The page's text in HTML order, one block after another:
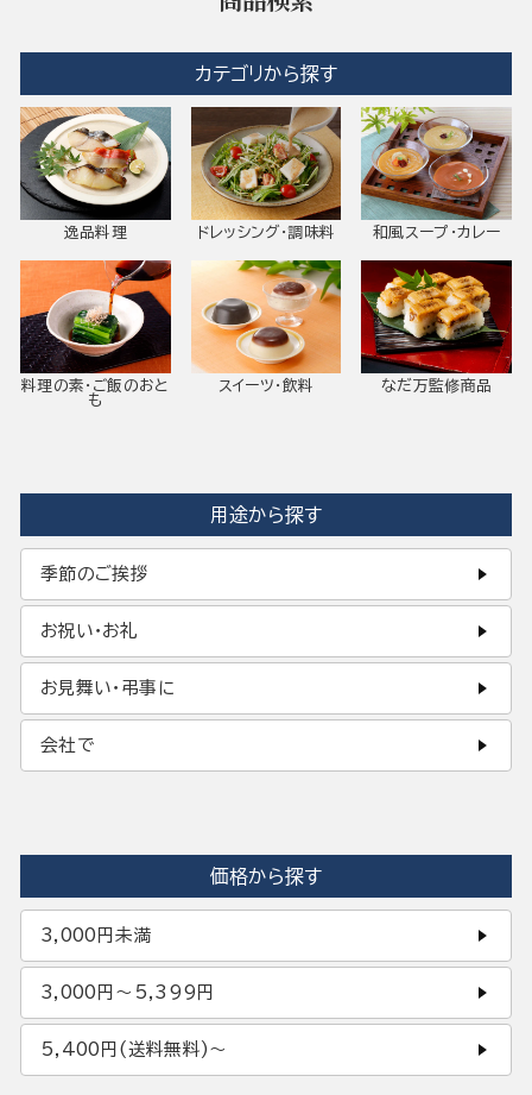
カテゴリから探す
逸品料理 ドレッシング・調味料 和風スープ・カレー
料理の素・ご飯のおと
も
スイーツ・飲料 なだ万監修商品
用途から探す
季節のご挨拶
お祝い・お礼
お見舞い・弔事に
会社で
価格から探す
3,000円未満
3,000円〜5,399円
5,400円(送料無料)〜